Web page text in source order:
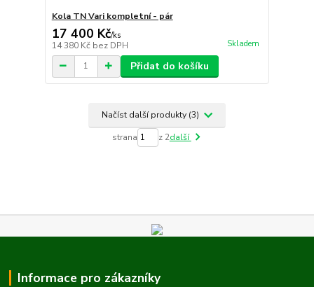
Kola TN Vari kompletní - pár
17 400 Kč/ks
14 380 Kč bez DPH Skladem
Přidat do košíku
Načíst další produkty (3)
strana z 2další
Informace pro zákazníky